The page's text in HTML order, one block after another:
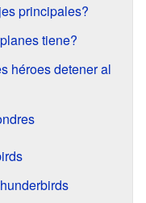
principales?
tiene?
héroes detener al